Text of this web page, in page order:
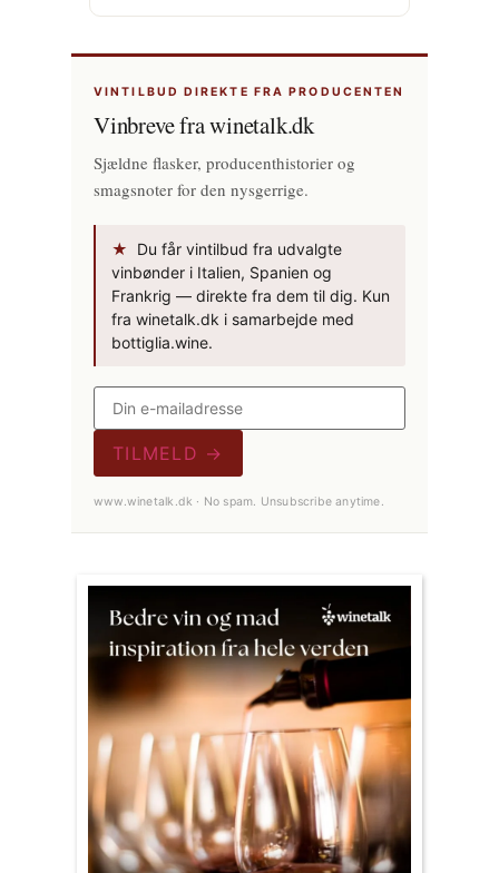
VINTILBUD DIREKTE FRA PRODUCENTEN
Vinbreve fra winetalk.dk
Sjældne flasker, producenthistorier og
smagsnoter for den nysgerrige.
★
Du får vintilbud fra udvalgte
vinbønder i Italien, Spanien og
Frankrig — direkte fra dem til dig. Kun
fra winetalk.dk i samarbejde med
bottiglia.wine.
TILMELD →
www.winetalk.dk · No spam. Unsubscribe anytime.